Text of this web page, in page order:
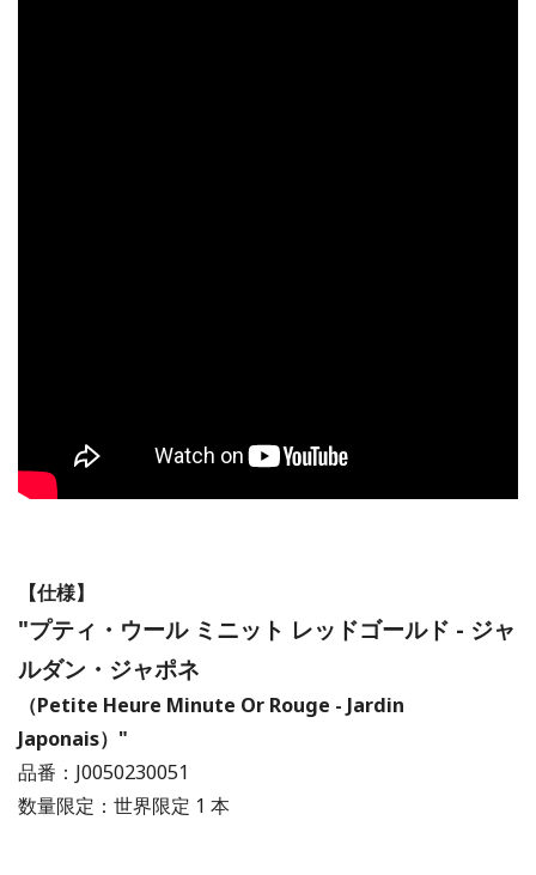
【仕様】
"プティ・ウール ミニット レッドゴールド - ジャ
ルダン・ジャポネ
（Petite Heure Minute Or Rouge - Jardin
Japonais）"
品番：J0050230051
数量限定：世界限定 1 本